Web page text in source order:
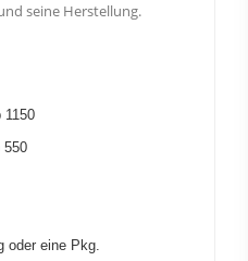
seine Herstellung.
1150
550
oder eine Pkg.